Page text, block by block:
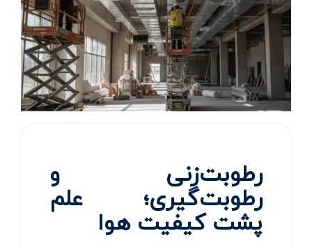
رطوبت‌زنی و
رطوبت‌گیری؛ علم
پشت کیفیت هوا